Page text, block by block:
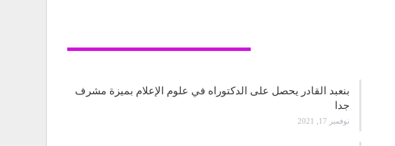
بنعبد القادر يحصل على الدكتوراه في علوم الإعلام بميزة مشرف
جدا
نوفمبر 17, 2021